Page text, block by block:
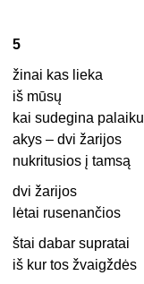
5
žinai kas lieka
iš mūsų
kai sudegina
akys – dvi žarijos
nukritusios į tamsą
dvi žarijos
lėtai rusenančios
štai dabar supratai
iš kur tos žvaigždės